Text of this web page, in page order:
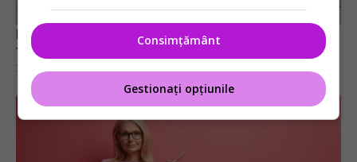
12 feb 2026, 16:03
Consimțământ
Gestionați opțiunile